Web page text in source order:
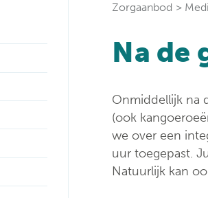
Zorgaanbod
Na de
Onmiddellijk na
(ook
we over een
uur toegepast.
Natuurlijk kan